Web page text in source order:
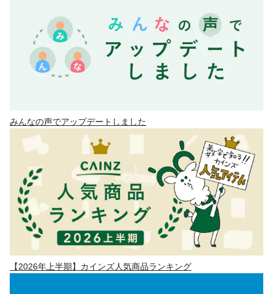
みんなの声でアップデートしました
【2026年上半期】カインズ人気商品ランキング